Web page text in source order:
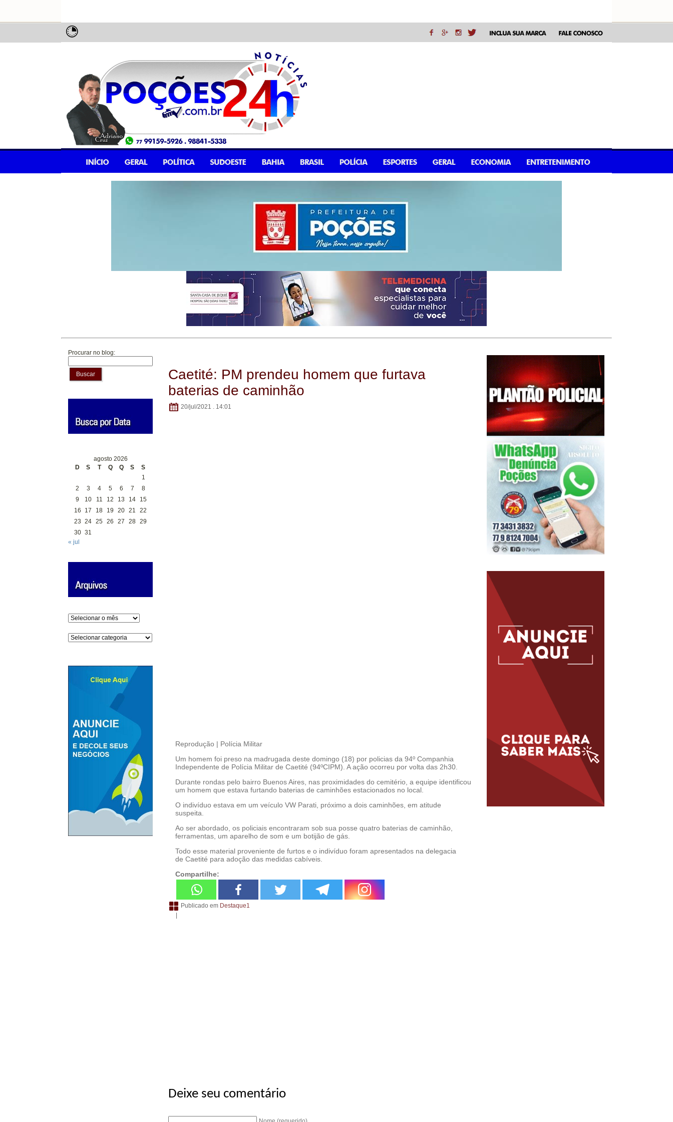
Procurar no blog:
Buscar
agosto 2026
D
S T Q Q S
S
1
2
3 4 5 6 7
8
9
10 11 12 13 14
15
16
17 18 19 20 21
22
23 24 25 26 27 28 29
30 31
« jul
Arquivos
Categorias
Caetité: PM prendeu homem que furtava
baterias de caminhão
20/jul/2021 . 14:01
Reprodução | Polícia Militar
Um homem foi preso na madrugada deste domingo (18) por policias da 94º Companhia
Independente de Polícia Militar de Caetité (94ºCIPM). A ação ocorreu por volta das 2h30.
Durante rondas pelo bairro Buenos Aires, nas proximidades do cemitério, a equipe identificou
um homem que estava furtando baterias de caminhões estacionados no local.
O indivíduo estava em um veículo VW Parati, próximo a dois caminhões, em atitude
suspeita.
Ao ser abordado, os policiais encontraram sob sua posse quatro baterias de caminhão,
ferramentas, um aparelho de som e um botijão de gás.
Todo esse material proveniente de furtos e o indivíduo foram apresentados na delegacia
de Caetité para adoção das medidas cabíveis.
Compartilhe:
Publicado em Destaque1
|
Deixe seu comentário
Nome (requerido)